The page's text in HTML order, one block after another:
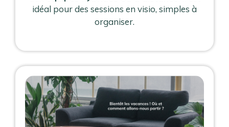
idéal pour des sessions en visio, simples à
organiser.